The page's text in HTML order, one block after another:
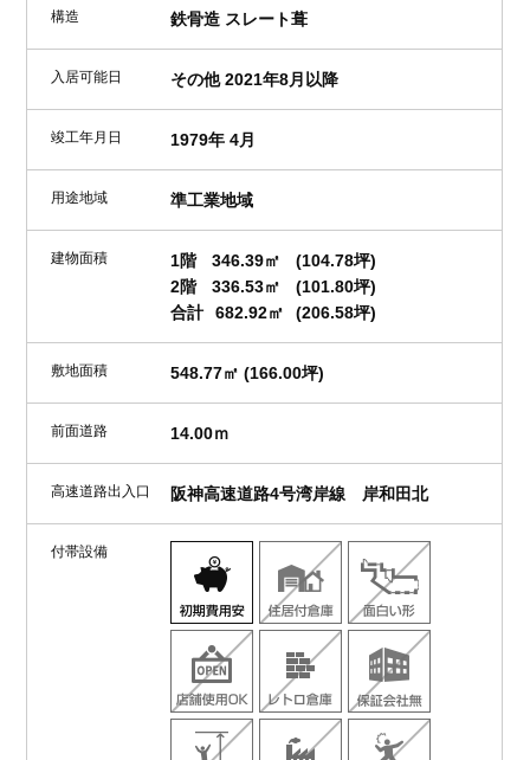
構造 鉄骨造 スレート葺
入居可能日 その他 2021年8月以降
竣工年月日 1979年 4月
用途地域 準工業地域
建物面積 1階 346.39㎡
(104.78坪)
2階
336.53㎡
(101.80坪)
合計
682.92㎡ (206.58坪)
敷地面積 548.77㎡ (166.00坪)
前面道路 14.00ｍ
高速道路出入口 阪神高速道路4号湾岸線 岸和田北
付帯設備